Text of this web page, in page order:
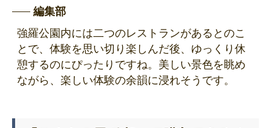
編集部
強羅公園内には二つのレストランがあるとのこ
とで、体験を思い切り楽しんだ後、ゆっくり休
憩するのにぴったりですね。美しい景色を眺め
ながら、楽しい体験の余韻に浸れそうです。